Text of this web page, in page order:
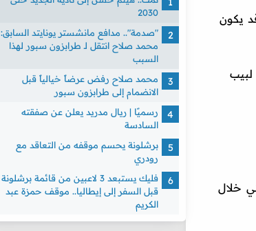
يكون
خلال
2030
"صدمة".. مدافع مانشستر يونايتد السابق:
محمد صلاح انتقل لـ طرابزون سبور لهذا
السبب
محمد صلاح رفض عرضاً خيالياً قبل
الانضمام إلى طرابزون سبور
رسميًا | ريال مدريد يعلن عن صفقته
السادسة
برشلونة يحسم موقفه من التعاقد مع
رودري
فليك يستبعد 3 لاعبين من قائمة برشلونة
قبل السفر إلى إيطاليا.. موقف حمزة عبد
الكريم